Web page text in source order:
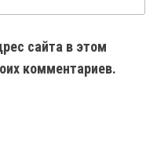
сайта в этом
комментариев.